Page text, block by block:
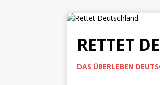
RETTET
DAS ÜBERLEBEN